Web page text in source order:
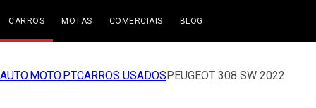
CARROS MOTAS COMERCIAIS BLOG
AUTO.MOTO.PTCARROS USADOSPEUGEOT 308 SW 2022